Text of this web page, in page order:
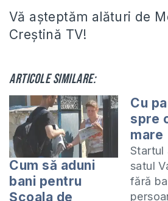
Vă așteptăm alături de
Creștină TV!
Articole similare:
Cum să aduni
bani pentru
Școala de
Cu
spre
mare
Startul
satul
fără